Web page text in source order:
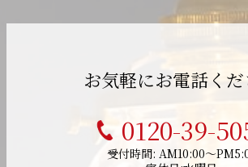
お気軽にお電話く
0120-39-
受付時間: AM10:00～